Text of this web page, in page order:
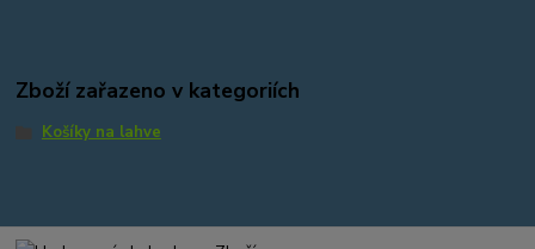
Zboží zařazeno v kategoriích
Košíky na lahve